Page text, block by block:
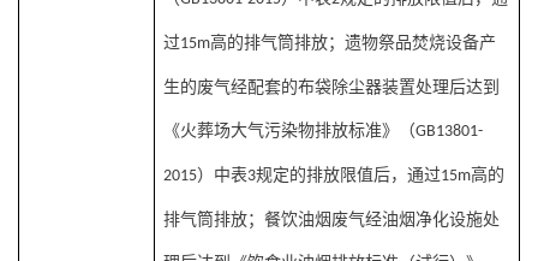
过15m高的排气筒排放；遗物祭品焚烧设备产
生的废气经配套的布袋除尘器装置处理后达到
《火葬场大气污染物排放标准》（GB13801-
2015）中表3规定的排放限值后，通过15m高的
排气筒排放；餐饮油烟废气经油烟净化设施处